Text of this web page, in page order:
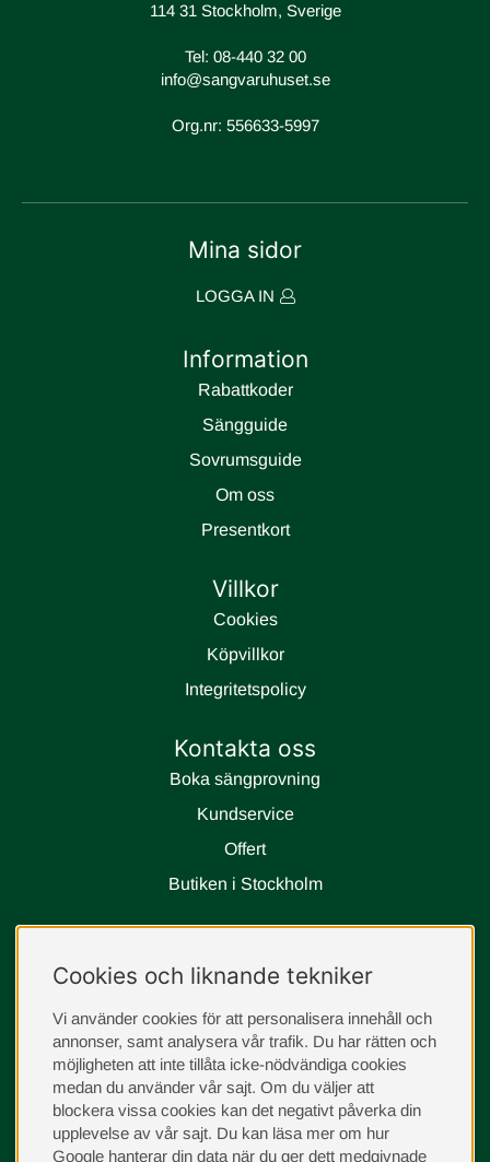
114 31 Stockholm, Sverige
Tel: 08-440 32 00
info@sangvaruhuset.se
Org.nr: 556633-5997
Mina sidor
LOGGA IN
Information
Rabattkoder
Sängguide
Sovrumsguide
Om oss
Presentkort
Villkor
Cookies
Köpvillkor
Integritetspolicy
Kontakta oss
Boka sängprovning
Kundservice
Offert
Butiken i Stockholm
instagram
Cookies och liknande tekniker
Vi använder cookies för att personalisera innehåll och
annonser, samt analysera vår trafik. Du har rätten och
möjligheten att inte tillåta icke-nödvändiga cookies
medan du använder vår sajt. Om du väljer att
blockera vissa cookies kan det negativt påverka din
upplevelse av vår sajt. Du kan läsa mer om hur
Google hanterar din data när du ger dett medgivnade